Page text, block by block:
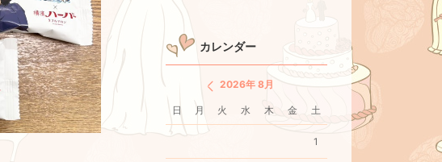
カレンダー
2026年 8月
日 月 火 水 木 金 土
1